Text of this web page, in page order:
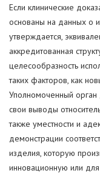
Если клинические
основаны на данных о
утверждается,
аккредитованная
целесообразность
таких факторов, как
Уполномоченный орган
свои выводы
также уместности и
демонстрации
изделия, которую
инновационную или